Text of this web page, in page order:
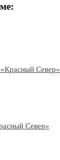
Север»
Север»